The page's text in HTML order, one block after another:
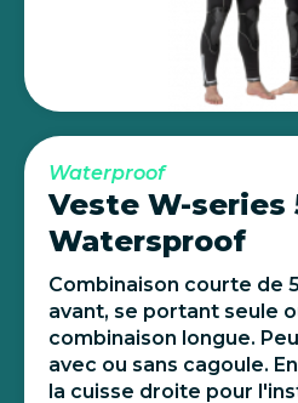
Waterproof
Veste W-series
Watersproof
Combinaison courte de
avant, se portant seule
combinaison longue.
avec ou sans cagoule.
la cuisse droite pour